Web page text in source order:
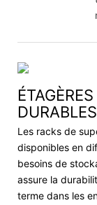
Les racks de
disponibles en
besoins de
assure la
terme dans les